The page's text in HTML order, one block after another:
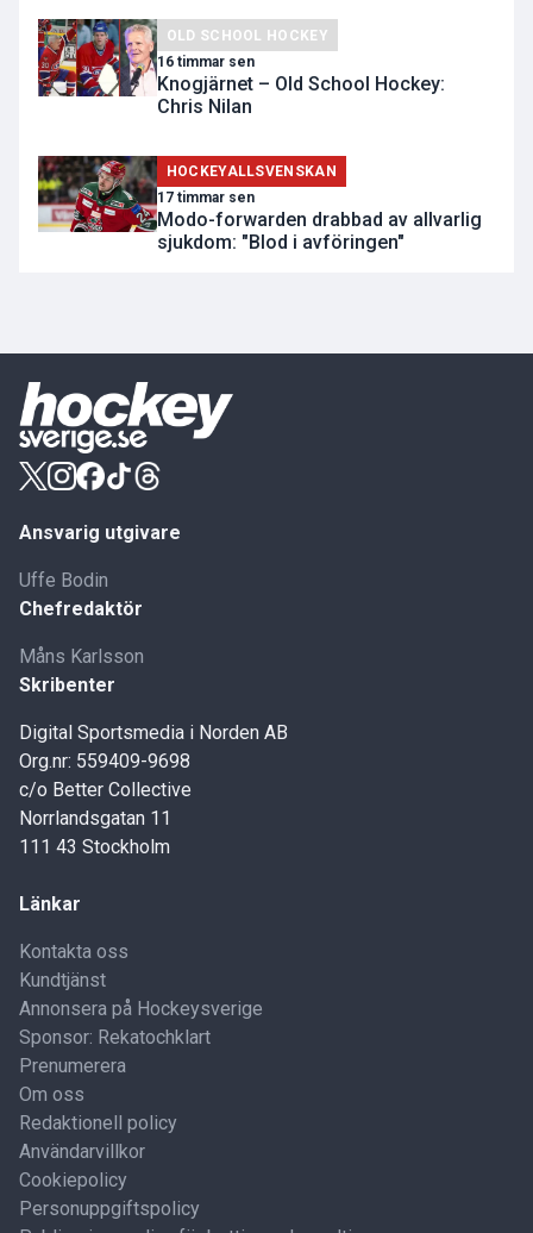
OLD SCHOOL HOCKEY
16 timmar sen
Knogjärnet – Old School Hockey:
Chris Nilan
HOCKEYALLSVENSKAN
17 timmar sen
Modo-forwarden drabbad av allvarlig
sjukdom: "Blod i avföringen"
Ansvarig utgivare
Uffe Bodin
Chefredaktör
Måns Karlsson
Skribenter
Digital Sportsmedia i Norden AB
Org.nr: 559409-9698
c/o Better Collective
Norrlandsgatan 11
111 43 Stockholm
Länkar
Kontakta oss
Kundtjänst
Annonsera på Hockeysverige
Sponsor: Rekatochklart
Prenumerera
Om oss
Redaktionell policy
Användarvillkor
Cookiepolicy
Personuppgiftspolicy